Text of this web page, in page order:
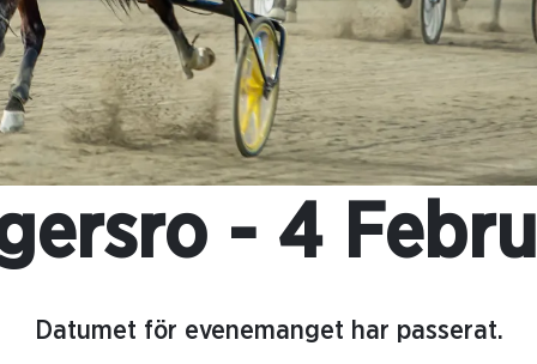
- 4
Datumet för evenemanget har passerat.